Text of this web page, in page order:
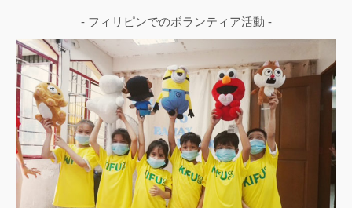
- フィリピンでのボランティア活動 -